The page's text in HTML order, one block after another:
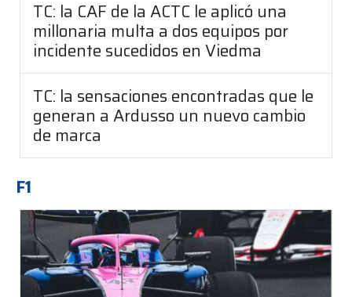
TC: la CAF de la ACTC le aplicó una
millonaria multa a dos equipos por
incidente sucedidos en Viedma
TC: la sensaciones encontradas que le
generan a Ardusso un nuevo cambio
de marca
F1